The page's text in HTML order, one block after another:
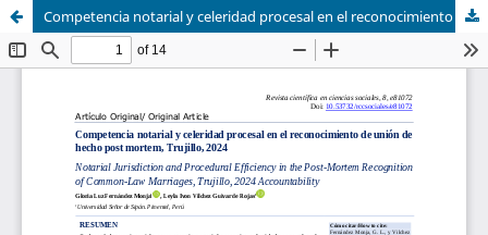
Competencia notarial y celeridad procesal en el reconocimiento de unión de hecho post mortem, Trujillo, 2024